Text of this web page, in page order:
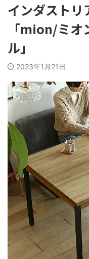
インダストリ
「mion/ミオ
ル」
2023年1月21日